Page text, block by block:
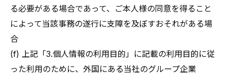
る必要がある場合であって、ご本人様の同意を得ること
によって当該事務の遂行に支障を及ぼすおそれがある場
合
(f) 上記「3.個人情報の利用目的」に記載の利用目的に従
った利用のために、外国にある当社のグループ企業